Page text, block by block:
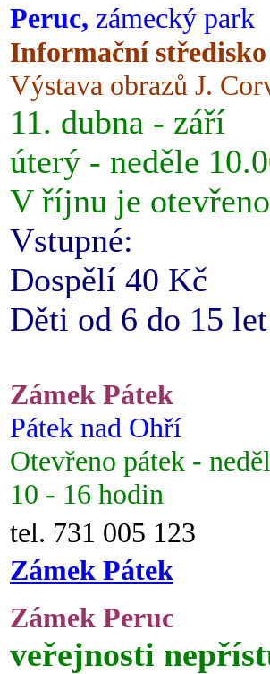
Peruc, zámecký park
Informační středisko
Výstava obrazů J.
11. dubna - září
úterý - neděle
V říjnu je
Vstupné:
Dospělí 40 Kč
Děti od 6 do 15
Zámek Pátek
Pátek nad Ohří
Otevřeno pátek -
10 - 16 hodin
tel. 731 005 123
Zámek Pátek
Zámek Peruc
veřejnosti